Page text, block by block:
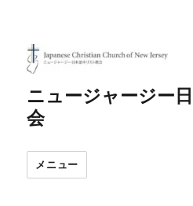
ニュージャージー
会
メニュー